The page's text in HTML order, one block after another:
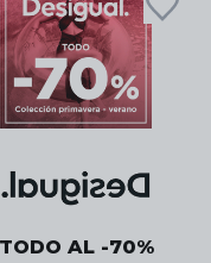
TODO AL -70%